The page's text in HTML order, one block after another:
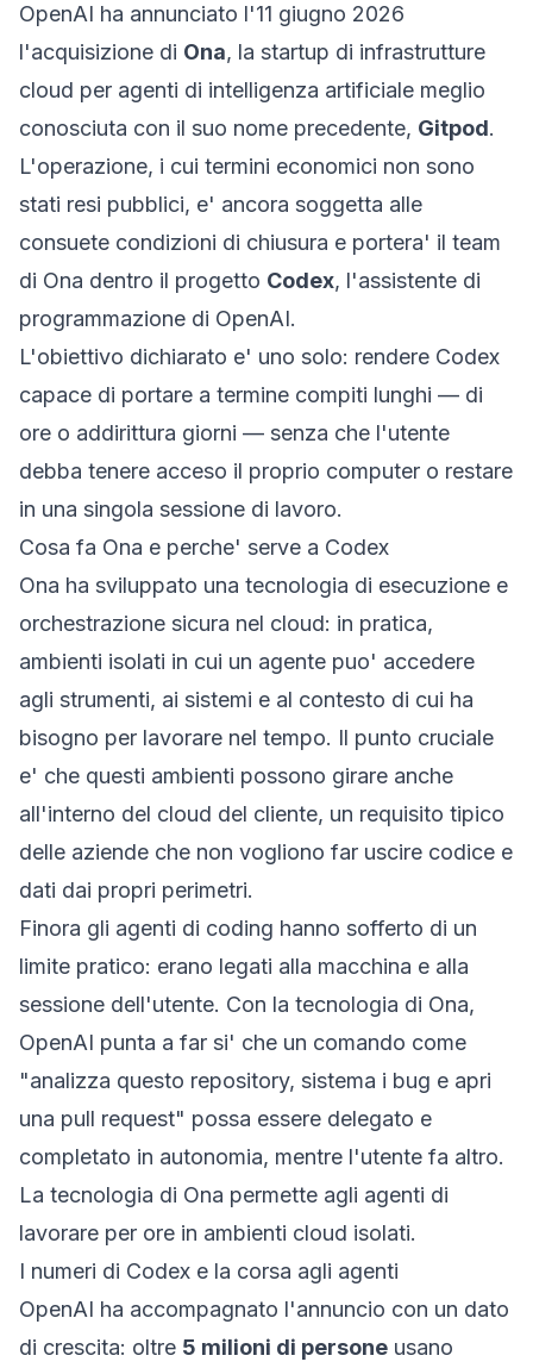
OpenAI ha annunciato l'11 giugno 2026
l'acquisizione di Ona, la startup di infrastrutture
cloud per agenti di intelligenza artificiale meglio
conosciuta con il suo nome precedente, Gitpod.
L'operazione, i cui termini economici non sono
stati resi pubblici, e' ancora soggetta alle
consuete condizioni di chiusura e portera' il team
di Ona dentro il progetto Codex, l'assistente di
programmazione di OpenAI.
L'obiettivo dichiarato e' uno solo: rendere Codex
capace di portare a termine compiti lunghi — di
ore o addirittura giorni — senza che l'utente
debba tenere acceso il proprio computer o restare
in una singola sessione di lavoro.
Cosa fa Ona e perche' serve a Codex
Ona ha sviluppato una tecnologia di esecuzione e
orchestrazione sicura nel cloud: in pratica,
ambienti isolati in cui un agente puo' accedere
agli strumenti, ai sistemi e al contesto di cui ha
bisogno per lavorare nel tempo. Il punto cruciale
e' che questi ambienti possono girare anche
all'interno del cloud del cliente, un requisito tipico
delle aziende che non vogliono far uscire codice e
dati dai propri perimetri.
Finora gli agenti di coding hanno sofferto di un
limite pratico: erano legati alla macchina e alla
sessione dell'utente. Con la tecnologia di Ona,
OpenAI punta a far si' che un comando come
"analizza questo repository, sistema i bug e apri
una pull request" possa essere delegato e
completato in autonomia, mentre l'utente fa altro.
La tecnologia di Ona permette agli agenti di
lavorare per ore in ambienti cloud isolati.
I numeri di Codex e la corsa agli agenti
OpenAI ha accompagnato l'annuncio con un dato
di crescita: oltre 5 milioni di persone usano